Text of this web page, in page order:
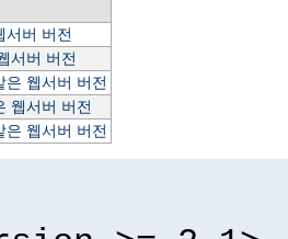
서버 버전
서버 버전
은 웹서버 버전
웹서버 버전
은 웹서버 버전